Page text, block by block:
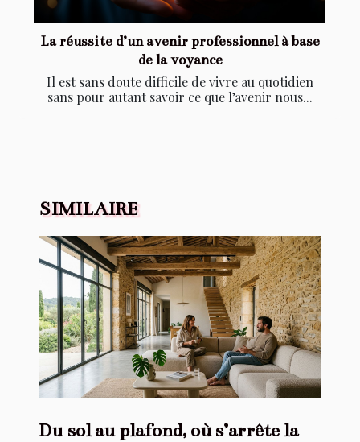
La réussite d’un avenir professionnel à base
de la voyance
Il est sans doute difficile de vivre au quotidien
sans pour autant savoir ce que l’avenir nous...
SIMILAIRE
Du sol au plafond, où s’arrête la